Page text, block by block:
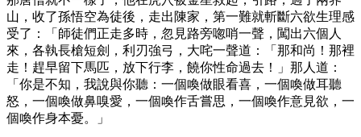
山，收了孫悟空為徒後，走出陳家，第一難就斬斷六欲生理感
受了：「師徒們正走多時，忽見路旁唿哨一聲，闖出六個人
來，各執長槍短劍，利刃強弓，大咤一聲道：「那和尚！那裡
走！趕早留下馬匹，放下行李，饒你性命過去！」那人道：
「你是不知，我說與你聽：一個喚做眼看喜，一個喚做耳聽
怒，一個喚做鼻嗅愛，一個喚作舌嘗思，一個喚作意見欲，一
個喚作身本憂。」